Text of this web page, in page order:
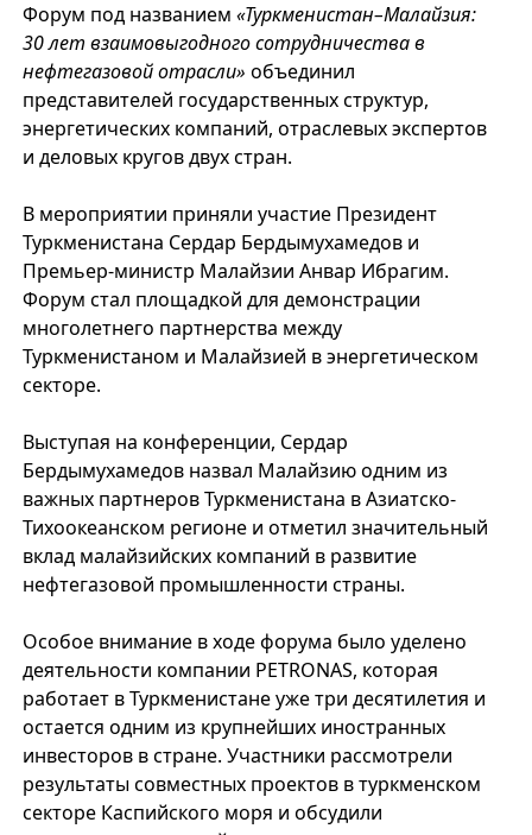
Форум под названием «Туркменистан–Малайзия:
30 лет взаимовыгодного сотрудничества в
нефтегазовой отрасли» объединил
представителей государственных структур,
энергетических компаний, отраслевых экспертов
и деловых кругов двух стран.
В мероприятии приняли участие Президент
Туркменистана Сердар Бердымухамедов и
Премьер-министр Малайзии Анвар Ибрагим.
Форум стал площадкой для демонстрации
многолетнего партнерства между
Туркменистаном и Малайзией в энергетическом
секторе.
Выступая на конференции, Сердар
Бердымухамедов назвал Малайзию одним из
важных партнеров Туркменистана в Азиатско-
Тихоокеанском регионе и отметил значительный
вклад малайзийских компаний в развитие
нефтегазовой промышленности страны.
Особое внимание в ходе форума было уделено
деятельности компании PETRONAS, которая
работает в Туркменистане уже три десятилетия и
остается одним из крупнейших иностранных
инвесторов в стране. Участники рассмотрели
результаты совместных проектов в туркменском
секторе Каспийского моря и обсудили